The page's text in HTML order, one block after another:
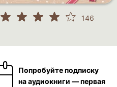
146
Попробуйте подписку
на аудиокниги — первая